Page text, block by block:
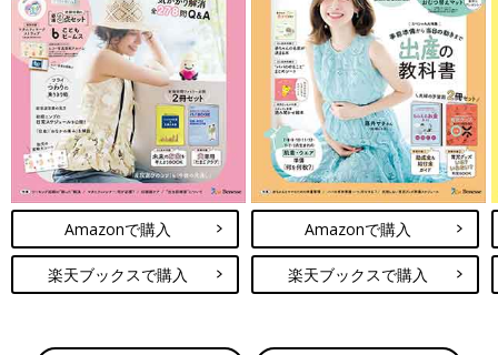
Amazonで購入
楽天ブックスで購入
Amazonで購入
楽天ブックスで購入